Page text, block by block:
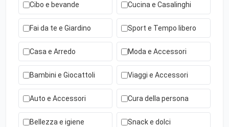
Cibo e bevande Cucina e Casalinghi
Fai da te e Giardino Sport e Tempo libero
Casa e Arredo Moda e Accessori
Bambini e Giocattoli Viaggi e Accessori
Auto e Accessori Cura della persona
Bellezza e igiene Snack e dolci